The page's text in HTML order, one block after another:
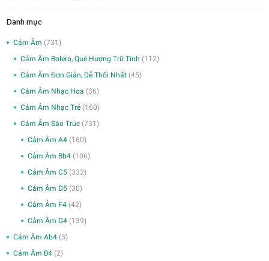
Danh mục
Cảm Âm (731)
Cảm Âm Bolero, Quê Hương Trữ Tình (112)
Cảm Âm Đơn Giản, Dễ Thổi Nhất (45)
Cảm Âm Nhạc Hoa (36)
Cảm Âm Nhạc Trẻ (160)
Cảm Âm Sáo Trúc (731)
Cảm Âm A4 (160)
Cảm Âm Bb4 (106)
Cảm Âm C5 (332)
Cảm Âm D5 (30)
Cảm Âm F4 (42)
Cảm Âm G4 (139)
Cảm Âm Ab4 (3)
Cảm Âm B4 (2)